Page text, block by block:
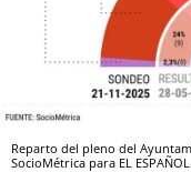
Reparto del pleno del
SocioMétrica para EL ESPAÑOL.